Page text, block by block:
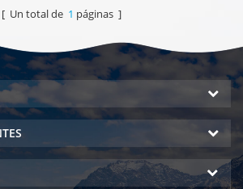
en
peculiar
[ Un total de 1 páginas ]